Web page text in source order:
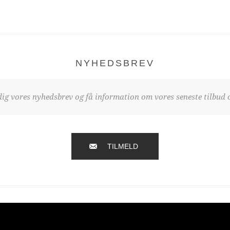
NYHEDSBREV
vores nyhedsbrev og få information om vores seneste tilbud
TILMELD